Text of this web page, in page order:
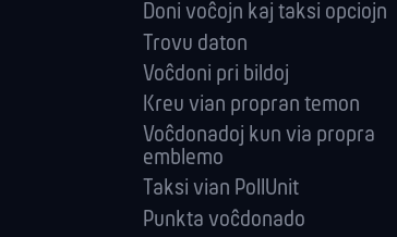
Doni voĉojn kaj taksi opciojn
Trovu daton
Voĉdoni pri bildoj
Kreu vian propran temon
Voĉdonadoj kun via propra
emblemo
Taksi vian PollUnit
Punkta voĉdonado